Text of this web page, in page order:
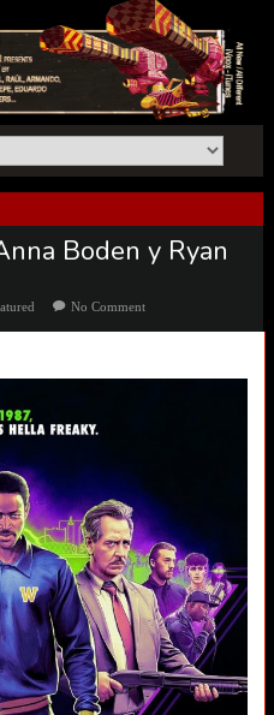
FLECK)Boden y Ryan
No Comment